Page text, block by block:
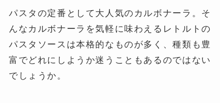
パスタの定番として大人気のカルボナーラ。そ
んなカルボナーラを気軽に味わえるレトルトの
パスタソースは本格的なものが多く、種類も豊
富でどれにしようか迷うこともあるのではない
でしょうか。